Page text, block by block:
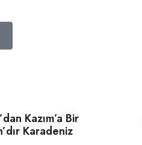
Kazım’a Bir
Karadeniz